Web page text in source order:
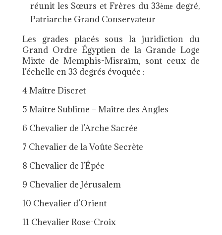
réunit les Sœurs et Frères du 33ème degré,
Patriarche Grand Conservateur
Les grades placés sous la juridiction du
Grand Ordre Égyptien de la Grande Loge
Mixte de Memphis-Misraïm, sont ceux de
l’échelle en 33 degrés évoquée :
4 Maître Discret
5 Maître Sublime – Maître des Angles
6 Chevalier de l’Arche Sacrée
7 Chevalier de la Voûte Secrète
8 Chevalier de l’Épée
9 Chevalier de Jérusalem
10 Chevalier d’Orient
11 Chevalier Rose-Croix